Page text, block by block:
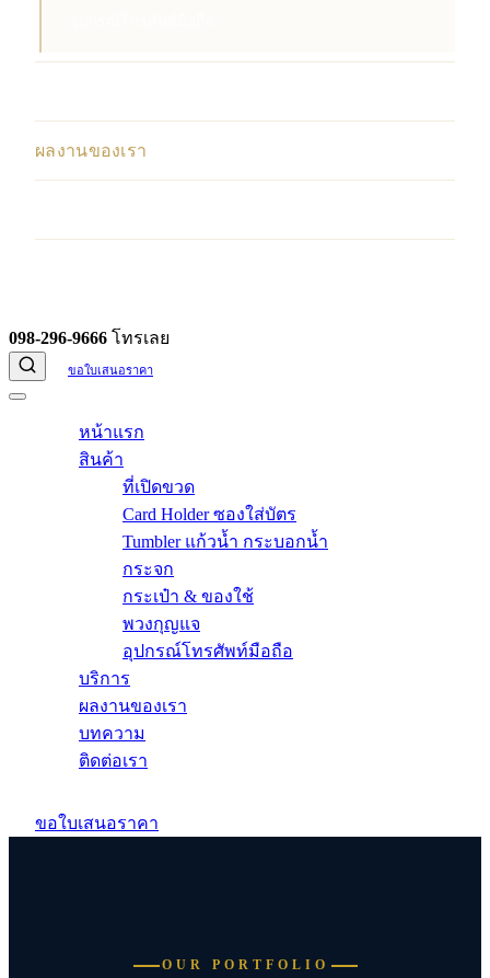
ผลงานของเรา
098-296-9666 โทรเลย
ขอใบเสนอราคา
หน้าแรก
สินค้า
ที่เปิดขวด
Card Holder ซองใส่บัตร
Tumbler แก้วน้ำ กระบอกน้ำ
กระจก
กระเป๋า & ของใช้
พวงกุญแจ
อุปกรณ์โทรศัพท์มือถือ
บริการ
ผลงานของเรา
บทความ
ติดต่อเรา
ขอใบเสนอราคา
OUR PORTFOLIO